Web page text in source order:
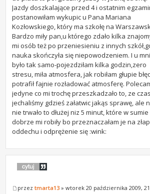
Jazdy doszkalające przed 4 i ostatnim
postanowiłam wykupic u Pana Mariana
Kozłowskiego, który ma szkołę na
Bardzo miły pan,u którego zdało kilka
mi osób też po przeniesieniu z innych
nauka skończyła się niepowodzeniem. I u
było tak samo-pojezdziłam kilka godzin,zero
stresu, miła atmosfera, jak robiłam głupie
potrafił fajnie rozładować atmosferę.
jedyne co mi trochę przeszkadzało to, ze
jechaliśmy gdzieś załatwic jakąs sprawę, ale
nie trwało to dłużej niz 5 minut, które w sumie
dobrze mi robiły bo przeznaczałam je na
oddechu i odprężenie się :wink:
przeztmarta13 » wtorek 20 października 2009,